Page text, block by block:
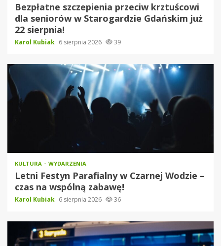
Bezpłatne szczepienia przeciw krztuścowi
dla seniorów w Starogardzie Gdańskim już
22 sierpnia!
Karol Kubiak 6 sierpnia 2026 39
KULTURA WYDARZENIA
Letni Festyn Parafialny w Czarnej Wodzie –
czas na wspólną zabawę!
Karol Kubiak 6 sierpnia 2026 36